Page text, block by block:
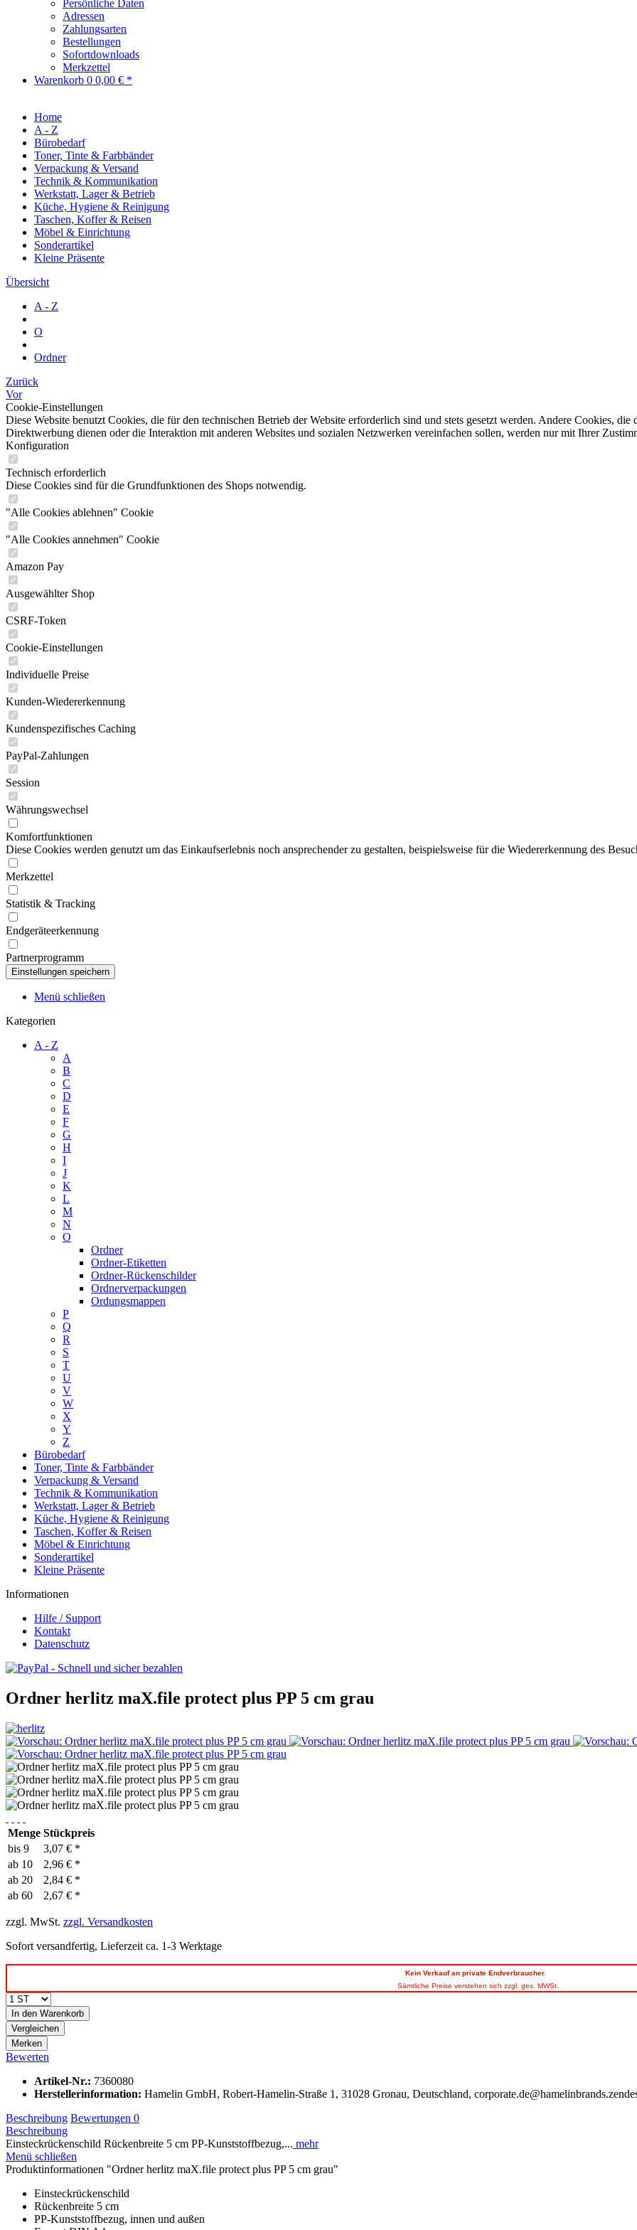
Persönliche Daten
Adressen
Zahlungsarten
Bestellungen
Sofortdownloads
Merkzettel
Warenkorb 0 0,00 € *
Home
A - Z
Bürobedarf
Toner, Tinte & Farbbänder
Verpackung & Versand
Technik & Kommunikation
Werkstatt, Lager & Betrieb
Küche, Hygiene & Reinigung
Taschen, Koffer & Reisen
Möbel & Einrichtung
Sonderartikel
Kleine Präsente
Übersicht
A - Z
O
Ordner
Zurück
Vor
Cookie-Einstellungen
Diese Website benutzt Cookies, die für den technischen Betrieb der Website erforderlich sind und stets gesetzt werden. Andere Cookies,
Direktwerbung dienen oder die Interaktion mit anderen Websites und sozialen Netzwerken vereinfachen sollen, werden nur mit Ihrer
Konfiguration
Technisch erforderlich
Diese Cookies sind für die Grundfunktionen des Shops notwendig.
"Alle Cookies ablehnen" Cookie
"Alle Cookies annehmen" Cookie
Amazon Pay
Ausgewählter Shop
CSRF-Token
Cookie-Einstellungen
Individuelle Preise
Kunden-Wiedererkennung
Kundenspezifisches Caching
PayPal-Zahlungen
Session
Währungswechsel
Komfortfunktionen
Diese Cookies werden genutzt um das Einkaufserlebnis noch ansprechender zu gestalten, beispielsweise für die Wiedererkennung des
Merkzettel
Statistik & Tracking
Endgeräteerkennung
Partnerprogramm
Menü schließen
Kategorien
A - Z
A
B
C
D
E
F
G
H
I
J
K
L
M
N
O
Ordner
Ordner-Etiketten
Ordner-Rückenschilder
Ordnerverpackungen
Ordungsmappen
P
Q
R
S
T
U
V
W
X
Y
Z
Bürobedarf
Toner, Tinte & Farbbänder
Verpackung & Versand
Technik & Kommunikation
Werkstatt, Lager & Betrieb
Küche, Hygiene & Reinigung
Taschen, Koffer & Reisen
Möbel & Einrichtung
Sonderartikel
Kleine Präsente
Informationen
Hilfe / Support
Kontakt
Datenschutz
Ordner herlitz maX.file protect plus PP 5 cm grau
Menge Stückpreis
bis 9
3,07 € *
ab 10
2,96 € *
ab 20
2,84 € *
ab 60 2,67 € *
zzgl. MwSt. zzgl. Versandkosten
Sofort versandfertig, Lieferzeit ca. 1-3 Werktage
Kein Verkauf an private Endverbraucher.
Sämtliche Preise verstehen sich zzgl. ges. MWSt.
In den Warenkorb
Vergleichen
Merken
Bewerten
Artikel-Nr.: 7360080
Herstellerinformation: Hamelin GmbH, Robert-Hamelin-Straße 1, 31028 Gronau, Deutschland,
Beschreibung Bewertungen 0
Beschreibung
Einsteckrückenschild Rückenbreite 5 cm PP-Kunststoffbezug,... mehr
Menü schließen
Produktinformationen "Ordner herlitz maX.file protect plus PP 5 cm grau"
Einsteckrückenschild
Rückenbreite 5 cm
PP-Kunststoffbezug, innen und außen